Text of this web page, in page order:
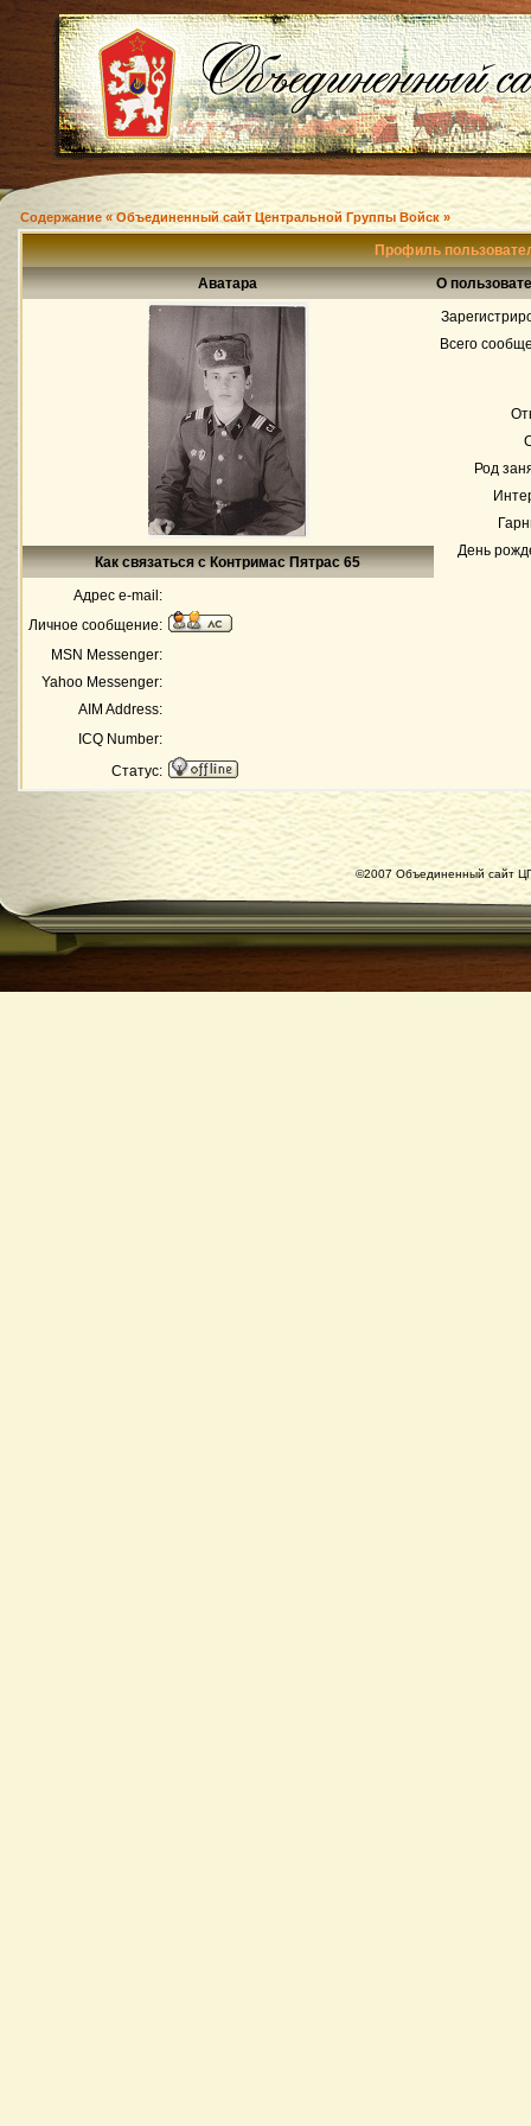
Содержание « Объединенный сайт Центральной Группы Войск »
Профиль
Аватара
О
Всего
Род
День
Как связаться с Контримас Пятрас 65
Адрес e-mail:
Личное сообщение:
MSN Messenger:
Yahoo Messenger:
AIM Address:
ICQ Number:
Статус:
©2007 Объединенный сайт